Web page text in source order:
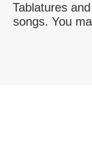
Tablatures
songs. You